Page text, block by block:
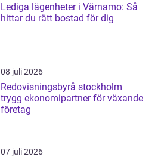
Lediga lägenheter i Värnamo: Så
hittar du rätt bostad för dig
08 juli 2026
Redovisningsbyrå stockholm
trygg ekonomipartner för växande
företag
07 juli 2026